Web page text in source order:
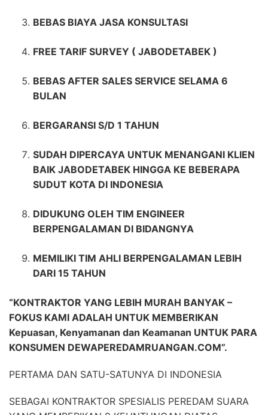
BEBAS BIAYA JASA KONSULTASI
FREE TARIF SURVEY ( JABODETABEK )
BEBAS AFTER SALES SERVICE SELAMA 6
BULAN
BERGARANSI S/D 1 TAHUN
SUDAH DIPERCAYA UNTUK MENANGANI KLIEN
BAIK JABODETABEK HINGGA KE BEBERAPA
SUDUT KOTA DI INDONESIA
DIDUKUNG OLEH TIM ENGINEER
BERPENGALAMAN DI BIDANGNYA
MEMILIKI TIM AHLI BERPENGALAMAN LEBIH
DARI 15 TAHUN
“KONTRAKTOR YANG LEBIH MURAH BANYAK –
FOKUS KAMI ADALAH UNTUK MEMBERIKAN
Kepuasan, Kenyamanan dan Keamanan UNTUK PARA
KONSUMEN DEWAPEREDAMRUANGAN.COM”.
PERTAMA DAN SATU-SATUNYA DI INDONESIA
SEBAGAI KONTRAKTOR SPESIALIS PEREDAM SUARA